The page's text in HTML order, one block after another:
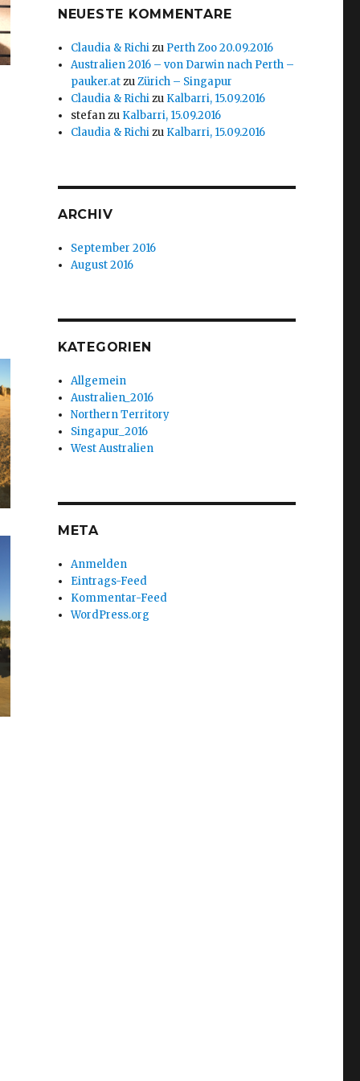
NEUESTE KOMMENTARE
Claudia & Richizu Perth Zoo 20.09.2016
Australien 2016 – von Darwin nach Perth –
pauker.atzuZürich – Singapur
Claudia & Richizu Kalbarri, 15.09.2016
stefanzu Kalbarri, 15.09.2016
Claudia & Richizu Kalbarri, 15.09.2016
ARCHIV
September 2016
August 2016
KATEGORIEN
Allgemein
Australien_2016
Northern Territory
Singapur_2016
West Australien
META
Anmelden
Eintrags-Feed
Kommentar-Feed
WordPress.org